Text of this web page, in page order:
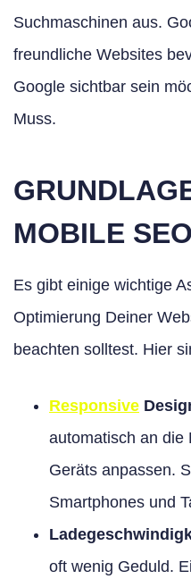
Suchmaschinen aus.
freundliche Websites
Google sichtbar sein
Muss.
MOBILE SEO
Es gibt einige wichtige
Optimierung Deiner
beachten solltest. Hier
Responsive
automatisch an die
Geräts anpassen.
Smartphones und
oft wenig Geduld.